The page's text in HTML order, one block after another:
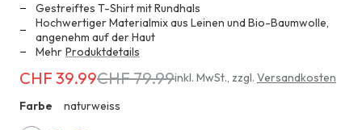
Gestreiftes T-Shirt mit Rundhals
Hochwertiger Materialmix aus Leinen und Bio-Baumwolle,
angenehm auf der Haut
Mehr Produktdetails
Erhältlich
CHF 39.99
anstatt
CHF 39.99CHF 79.99inkl. MwSt., zzgl. Versandkosten
Farbe
naturweiss